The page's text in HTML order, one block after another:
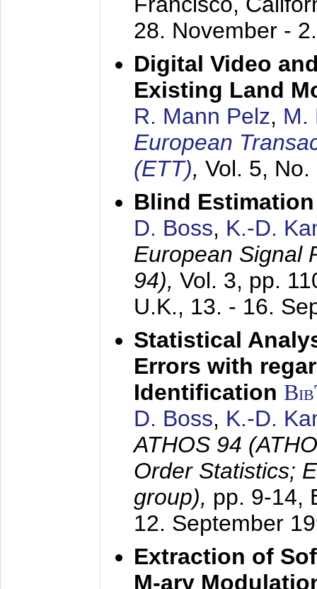
28. November -
Digital Video
Existing Land
R. Mann Pelz, M.
European
(ETT), Vol. 5,
Blind
D. Boss, K.-D.
European Signal
94), Vol. 3, pp.
U.K., 13. - 16.
Statistical
Errors with
Identification
D. Boss, K.-D.
ATHOS 94
Order Statistics;
group), pp. 9-14,
12. September
Extraction of
M-ary